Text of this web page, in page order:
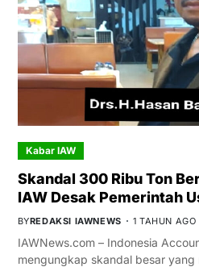
Kabar IAW
Skandal 300 Ribu Ton
IAW Desak Pemerintah
BYREDAKSI IAWNEWS 1 TAHUN AGO
IAWNews.com – Indonesia
mengungkap skandal besar